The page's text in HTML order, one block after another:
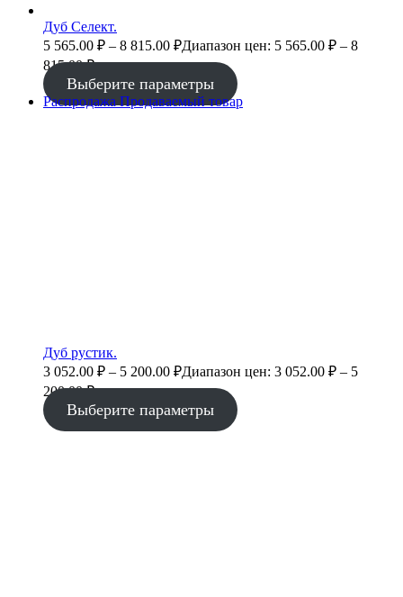
Дуб Селект.
5 565.00 ₽ – 8 815.00 ₽Диапазон цен: 5 565.00 ₽ – 8
815.00 ₽
Выберите параметры
Распродажа Продаваемый товар
Дуб рустик.
3 052.00 ₽ – 5 200.00 ₽Диапазон цен: 3 052.00 ₽ – 5
200.00 ₽
Выберите параметры